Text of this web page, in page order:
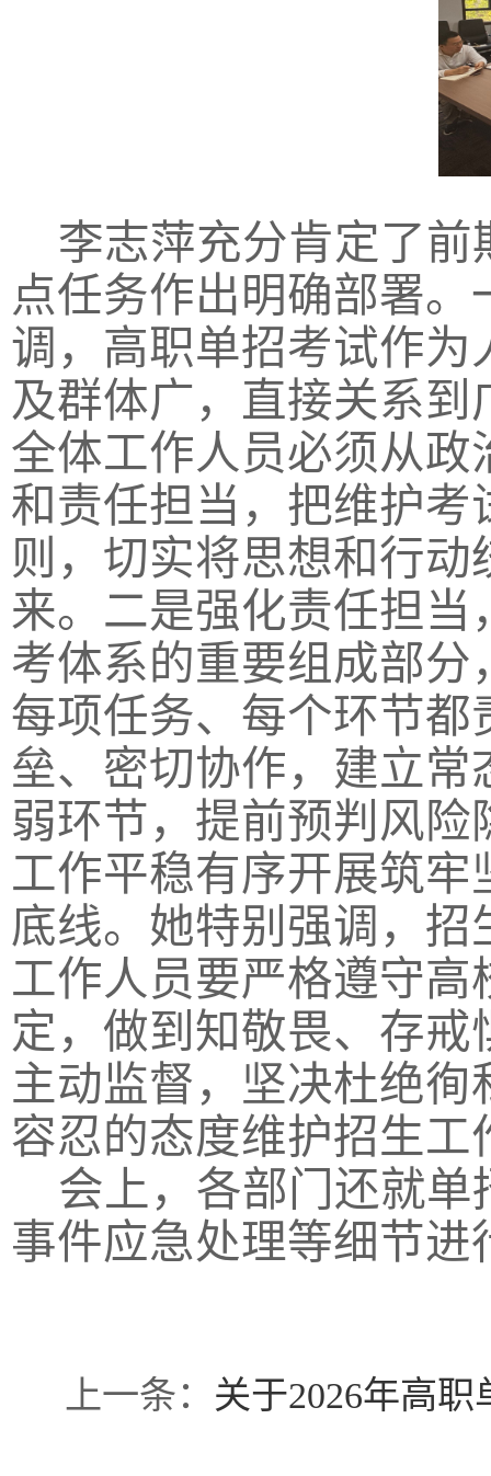
李志萍充分肯定了
点任务作出明确部署
调，高职单招考试作
及群体广，直接关系
全体工作人员必须从
和责任担当，把维护
则，切实将思想和行
来。二是强化责任担
考体系的重要组成部
每项任务、每个环节
垒、密切协作，建立
弱环节，提前预判风
工作平稳有序开展筑
底线。她特别强调，
工作人员要严格遵守高
定，做到知敬畏、存
主动监督，坚决杜绝
容忍的态度维护招生
会上，各部门还就
事件应急处理等细节进
上一条： 关于2026年高